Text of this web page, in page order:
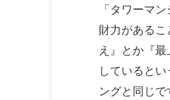
「タワーマ
財力がある
え』とか『
していると
ングと同じ